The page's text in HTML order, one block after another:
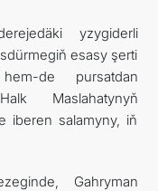
yzygiderli
esasy şerti
de pursatdan
Maslahatynyň
iberen salamyny, iň
Gahryman